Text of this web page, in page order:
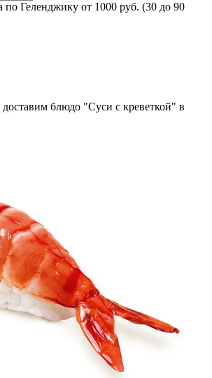
по Геленджику от 1000 руб. (30 до 90
блюдо "Суси с креветкой" в